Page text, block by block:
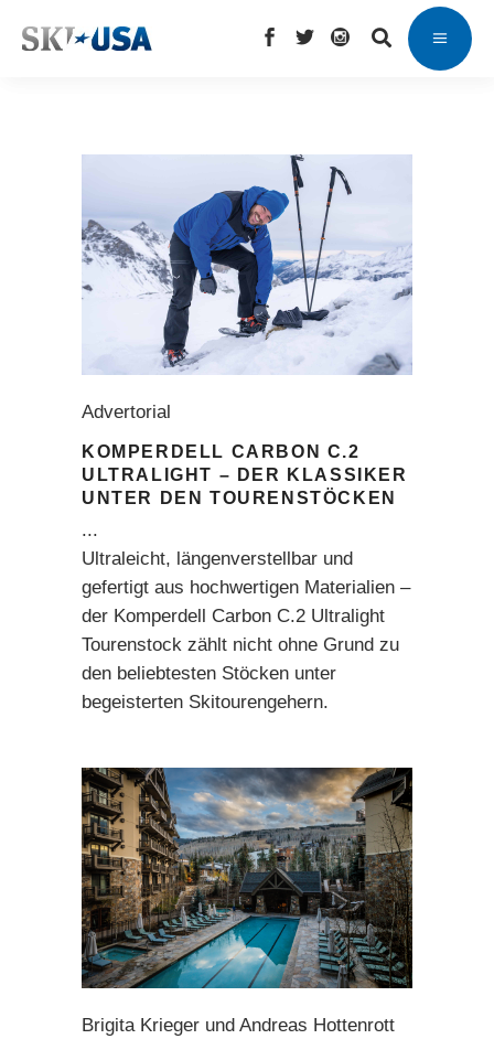
Advertorial
KOMPERDELL CARBON C.2
ULTRALIGHT – DER KLASSIKER
UNTER DEN TOURENSTÖCKEN
Ultraleicht, längenverstellbar und
gefertigt aus hochwertigen Materialien –
der Komperdell Carbon C.2 Ultralight
Tourenstock zählt nicht ohne Grund zu
den beliebtesten Stöcken unter
begeisterten Skitourengehern.
Brigita Krieger und Andreas Hottenrott